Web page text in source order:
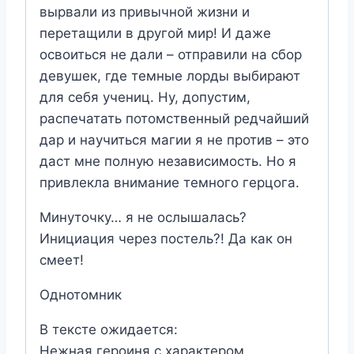
вырвали из привычной жизни и
перетащили в другой мир! И даже
освоиться не дали – отправили на сбор
девушек, где темные лорды выбирают
для себя учениц. Ну, допустим,
распечатать потомственный редчайший
дар и научиться магии я не против – это
даст мне полную независимость. Но я
привлекла внимание темного герцога.
Минуточку… я не ослышалась?
Инициация через постель?! Да как он
смеет!
Однотомник
В тексте ожидается: